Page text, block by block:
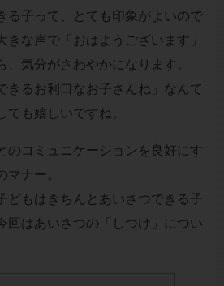
る子って、とても印象がよいので
きな声で「おはようございます」
、気分がさわやかになります。
きるお利口なお子さんね」なんて
も嬉しいですね。
のコミュニケーションを良好にす
ナー。
どもはきちんとあいさつできる子
回はあいさつの「しつけ」につい